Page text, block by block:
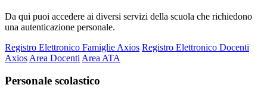
Da qui puoi accedere ai diversi servizi della scuola che richiedono
una autenticazione personale.
Registro Elettronico Famiglie Axios Registro Elettronico Docenti
Axios Area Docenti Area ATA
Personale scolastico